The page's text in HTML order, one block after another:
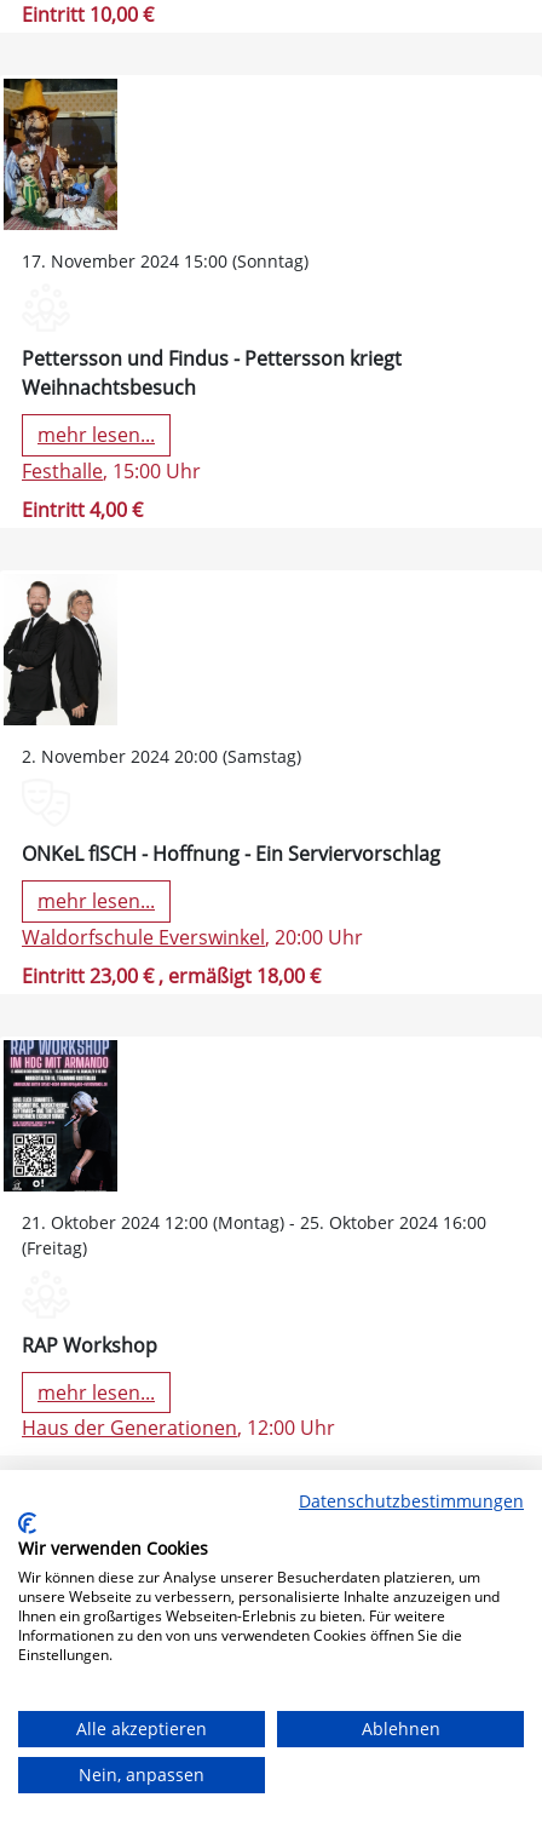
Eintritt 10,00 €
17. November 2024 15:00 (Sonntag)
Pettersson und Findus - Pettersson kriegt
Weihnachtsbesuch
mehr lesen...
Festhalle, 15:00 Uhr
Eintritt 4,00 €
2. November 2024 20:00 (Samstag)
ONKeL fISCH - Hoffnung - Ein Serviervorschlag
mehr lesen...
Waldorfschule Everswinkel, 20:00 Uhr
Eintritt 23,00 €, ermäßigt 18,00 €
21. Oktober 2024 12:00 (Montag) - 25. Oktober 2024 16:00
(Freitag)
RAP Workshop
mehr lesen...
Haus der Generationen, 12:00 Uhr
Bühne Frei!
Datenschutzbestimmungen
Wir verwenden Cookies
Wir können diese zur Analyse unserer Besucherdaten platzieren, um
unsere Webseite zu verbessern, personalisierte Inhalte anzuzeigen und
Ihnen ein großartiges Webseiten-Erlebnis zu bieten. Für weitere
Informationen zu den von uns verwendeten Cookies öffnen Sie die
Einstellungen.
Alle akzeptieren
Ablehnen
Nein, anpassen